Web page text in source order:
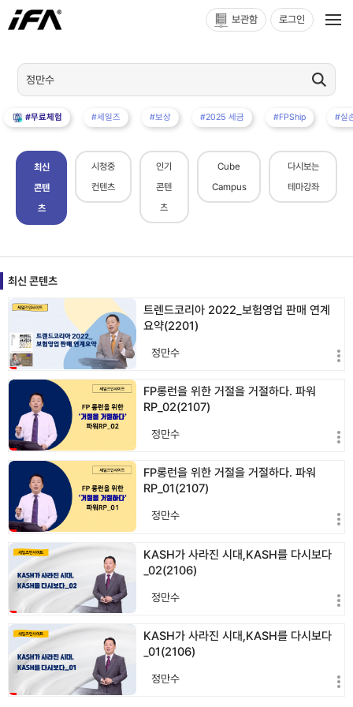
보관함 로그인
#무료체험 #세일즈 #보상 #2025 세금 #FPShip #실
최신
콘텐
츠
시청중
컨텐츠
인기
콘텐
츠
Cube
Campus
다시보는
테마강좌
최신 콘텐츠
트렌드코리아 2022_보험영업 판매 연계
요약(2201)
정만수
FP롱런을 위한 거절을 거절하다. 파워
RP_02(2107)
정만수
FP롱런을 위한 거절을 거절하다. 파워
RP_01(2107)
정만수
KASH가 사라진 시대,KASH를 다시보다
_02(2106)
정만수
KASH가 사라진 시대,KASH를 다시보다
_01(2106)
정만수